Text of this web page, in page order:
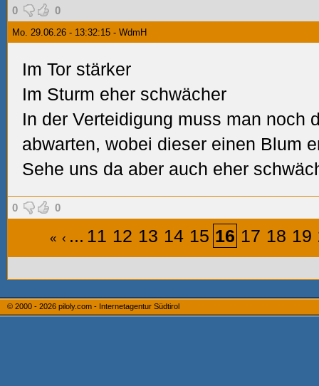
0 0
Mo. 29.06.26 - 13:32:15 - WdmH
Im Tor stärker
Im Sturm eher schwächer
In der Verteidigung muss man noch
abwarten, wobei dieser einen Blum
Sehe uns da aber auch eher
0 0
« ‹ ... 11 12 13 14 15 16 17 18 19
© 2000 - 2026 piloly.com - Internetagentur Südtirol